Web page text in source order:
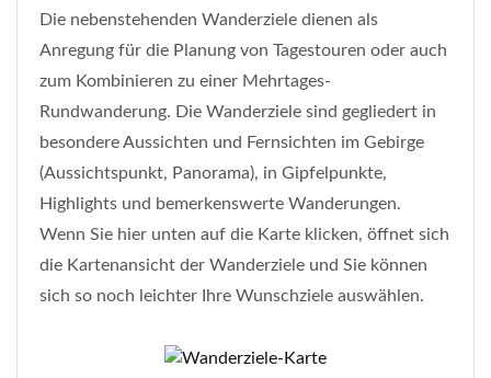
Die nebenstehenden Wanderziele dienen als
Anregung für die Planung von Tagestouren oder auch
zum Kombinieren zu einer Mehrtages-
Rundwanderung. Die Wanderziele sind gegliedert in
besondere Aussichten und Fernsichten im Gebirge
(Aussichtspunkt, Panorama), in Gipfelpunkte,
Highlights und bemerkenswerte Wanderungen.
Wenn Sie hier unten auf die Karte klicken, öffnet sich
die Kartenansicht der Wanderziele und Sie können
sich so noch leichter Ihre Wunschziele auswählen.